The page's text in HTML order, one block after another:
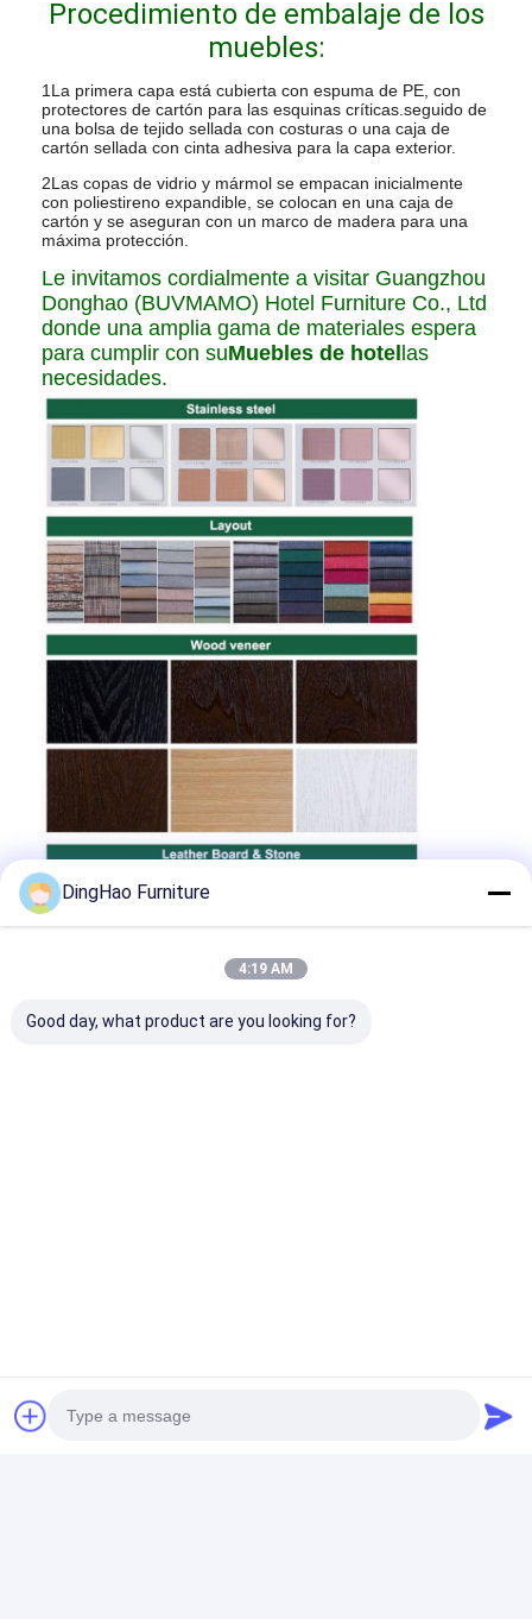
Procedimiento de embalaje de los
muebles:
1La primera capa está cubierta con espuma de PE, con
protectores de cartón para las esquinas críticas.seguido de
una bolsa de tejido sellada con costuras o una caja de
cartón sellada con cinta adhesiva para la capa exterior.
2Las copas de vidrio y mármol se empacan inicialmente
con poliestireno expandible, se colocan en una caja de
cartón y se aseguran con un marco de madera para una
máxima protección.
Le invitamos cordialmente a visitar Guangzhou
Donghao (BUVMAMO) Hotel Furniture Co., Ltd
donde una amplia gama de materiales espera
para cumplir con suMuebles de hotel las
necesidades.
DingHao Furniture
4:19 AM
Good day, what product are you looking for?